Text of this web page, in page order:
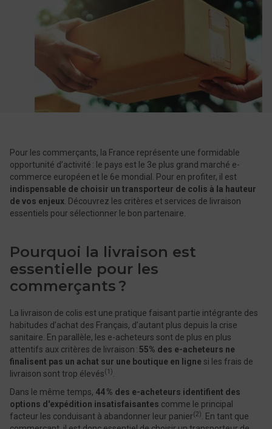
Pour les commerçants, la France représente une formidable
opportunité d’activité : le pays est le 3e plus grand marché e-
commerce européen et le 6e mondial. Pour en profiter, il est
indispensable de choisir un transporteur de colis à la hauteur
de vos enjeux . Découvrez les critères et services de livraison
essentiels pour sélectionner le bon partenaire.
Pourquoi la livraison est
essentielle pour les
commerçants ?
La livraison de colis est une pratique faisant partie intégrante des
habitudes d’achat des Français, d’autant plus depuis la crise
sanitaire. En parallèle, les e-acheteurs sont de plus en plus
attentifs aux critères de livraison :55% des e-acheteurs ne
finalisent pas un achat sur une boutique en lignesi les frais de
livraison sont trop élevés(1)
Dans le même temps, 44 % des e-acheteurs identifient des
options d'expédition insatisfaisantes comme le principal
facteur les conduisant à abandonner leur panier(2)
. En tant que